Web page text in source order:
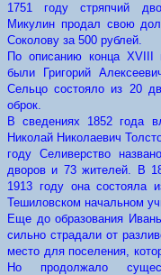
1751 году стряпчий
Микулин продал свою
Соколову за 500 рублей.
По описанию конца XVIII
были Григорий
Сельцо состояло из 20
оброк.
В сведениях 1852 года
Николай Николаевич
году Селиверство
дворов и 73 жителей. В
1913 году она состояла
Тешиловском начальном
Еще до образования
сильно страдали от
место для поселения,
Но продолжало